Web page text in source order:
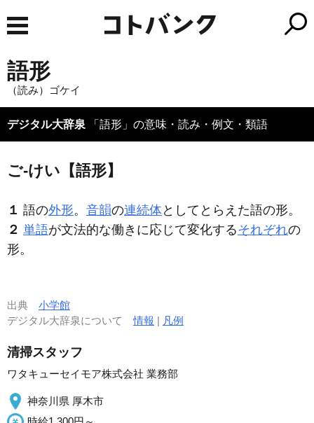
語形
（読み）ゴケイ
デジタル大辞泉 「語形」の意味・読み・例文・類語
ご‐けい【語形】
１ 語の外形。 音韻の連続体としてとらえた語の形。
２ 単語が文法的な働きに応じて変化するそれぞれの
形。
出典 小学館
デジタル大辞泉について情報 | 凡例
清掃スタッフ
ワタキューセイモア株式会社 業務部
神奈川県 厚木市